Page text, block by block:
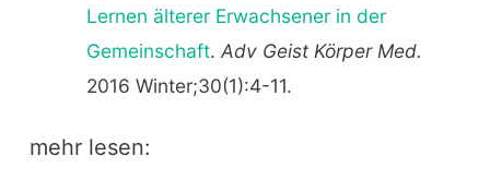
Lernen älterer Erwachsener in der
Gemeinschaft. Adv Geist Körper Med.
2016 Winter;30(1):4-11.
mehr lesen: